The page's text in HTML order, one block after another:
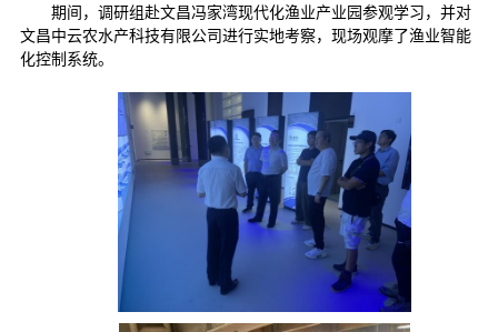
期间，调研组赴文昌冯家湾现代化渔业产业园参观学习，并对
文昌中云农水产科技有限公司进行实地考察，现场观摩了渔业智能
化控制系统。